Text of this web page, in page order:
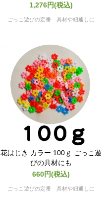
1,276円(税込)
ごっこ遊びの定番 具材や紐通しに
花はじき カラー 100ｇ ごっこ遊
びの具材にも
660円(税込)
ごっこ遊びの定番 具材や紐通しに